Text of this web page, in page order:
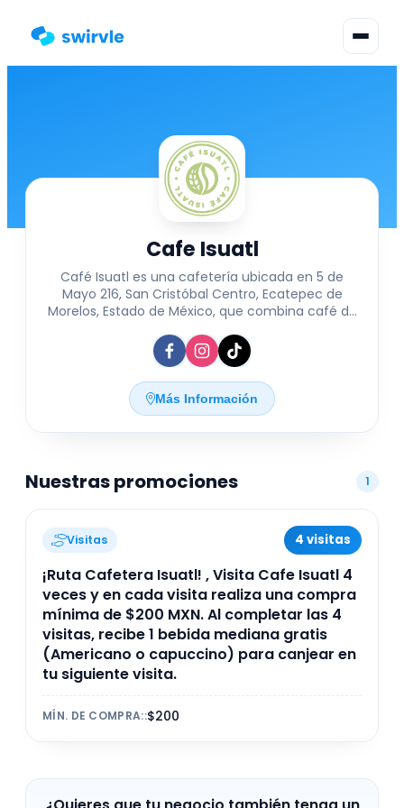
Cambiar Idioma
▾
Cafe Isuatl
Café Isuatl es una cafetería ubicada en 5 de
Mayo 216, San Cristóbal Centro, Ecatepec de
Morelos, Estado de México, que combina café de
creativa. Este espacio acogedor invita a sus
visitantes a disfrutar momentos de relajación y
convivencia, ideal para quienes buscan un
ambiente tranquilo para trabajar, leer o compartir
con amigos. Su compromiso es ofrecer una
experiencia auténtica y agradable en cada visita.
Más Información
Nuestras promociones 1
Visitas 4 visitas
¡Ruta Cafetera Isuatl! , Visita Cafe Isuatl 4
veces y en cada visita realiza una compra
mínima de $200 MXN. Al completar las 4
visitas, recibe 1 bebida mediana gratis
(Americano o capuccino) para canjear en
tu siguiente visita.
MÍN. DE COMPRA::$200